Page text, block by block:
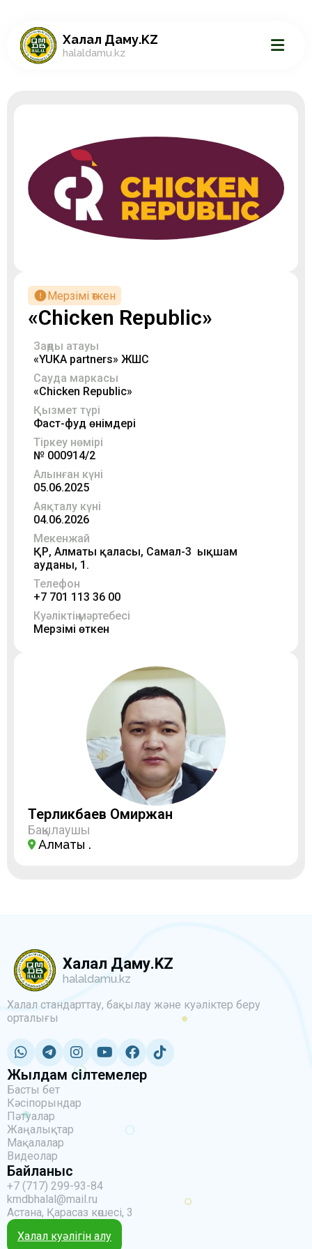
Халал Даму.KZ
halaldamu.kz
Мерзімі өткен
«Chicken Republic»
Заңды атауы
«YUKA partners» ЖШС
Сауда маркасы
«Chicken Republic»
Қызмет түрі
Фаст-фуд өнімдері
Тіркеу нөмірі
№ 000914/2
Алынған күні
05.06.2025
Аяқталу күні
04.06.2026
Мекенжай
ҚР, Алматы қаласы, Самал-3 ықшам
ауданы, 1.
Телефон
+7 701 113 36 00
Куәліктің мәртебесі
Мерзімі өткен
Терликбаев Омиржан
Бақылаушы
Алматы қ.
Халал Даму.KZ
halaldamu.kz
Халал стандарттау, бақылау және куәліктер беру
орталығы
Жылдам сілтемелер
Басты бет
Кәсіпорындар
Пәтуалар
Жаңалықтар
Мақалалар
Видеолар
Байланыс
+7 (717) 299-93-84
kmdbhalal@mail.ru
Астана, Қарасаз көшесі, 3
Халал куәлігін алу